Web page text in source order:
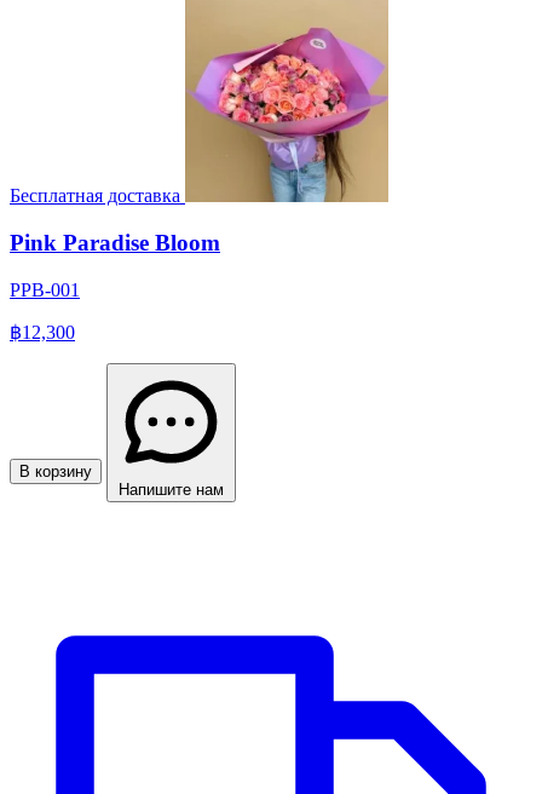
Бесплатная доставка
Pink Paradise Bloom
PPB-001
฿12,300
В корзину
Напишите нам